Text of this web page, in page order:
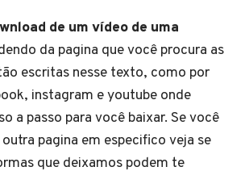
de um vídeo de uma
da pagina que você procura as
escritas nesse texto, como por
instagram e youtube onde
a passo para você baixar. Se você
pagina em especifico veja se
que deixamos podem te